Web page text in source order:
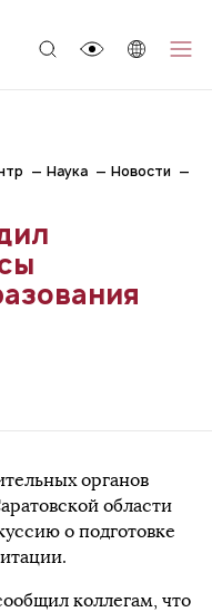
Наука
Новости
органов
области
о подготовке
коллегам, что